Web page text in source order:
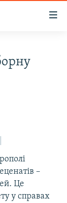
–
Це
у справах